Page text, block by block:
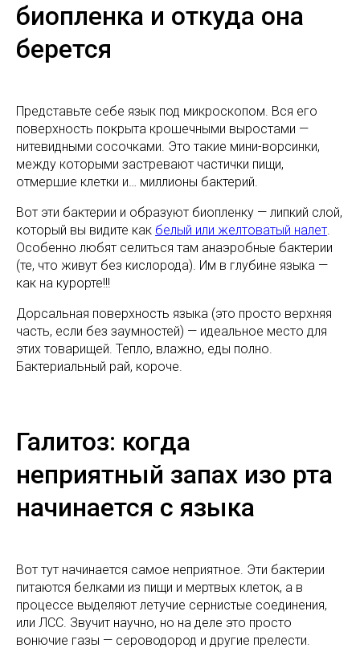
биопленка и откуда она
берется
Представьте себе язык под микроскопом. Вся его
поверхность покрыта крошечными выростами —
нитевидными сосочками. Это такие мини-ворсинки,
между которыми застревают частички пищи,
отмершие клетки и… миллионы бактерий.
Вот эти бактерии и образуют биопленку — липкий слой,
который вы видите как белый или желтоватый налет.
Особенно любят селиться там анаэробные бактерии
(те, что живут без кислорода). Им в глубине языка —
как на курорте!!!
Дорсальная поверхность языка (это просто верхняя
часть, если без заумностей) — идеальное место для
этих товарищей. Тепло, влажно, еды полно.
Бактериальный рай, короче.
Галитоз: когда
неприятный запах изо рта
начинается с языка
Вот тут начинается самое неприятное. Эти бактерии
питаются белками из пищи и мертвых клеток, а в
процессе выделяют летучие сернистые соединения,
или ЛСС. Звучит научно, но на деле это просто
вонючие газы — сероводород и другие прелести.